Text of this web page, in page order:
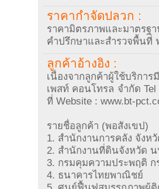
ราคากำจัดปลวก :
ราคามิตรภาพและมาตรฐ
คำปรึกษาและสำรวจพื้นที่
ลูกค้าอ้างอิง :
เนื่องจากลูกค้าผู้ใช้บริกา
เพสท์ คอนโทรล จำกัด Tel
ที่ Website : www.bt-
รายชื่อลูกค้า (พอสังเขป)
1. สำนักงานการคลัง จังห
2. สำนักงานที่ดินจังหวัด
3. กรมคุมความประพฤติ ก
4. ธนาคารไทยพาณิชย์